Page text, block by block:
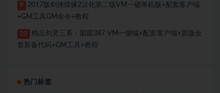
9
2017版剑侠情缘2汉化第二版VM一键单机版+配套客户端
+GM工具GM命令+教程
10
精品剑灵三系：囡囡387 VM一键端+配套客户端+原版全
套装备代码+GM工具+教程
热门标签